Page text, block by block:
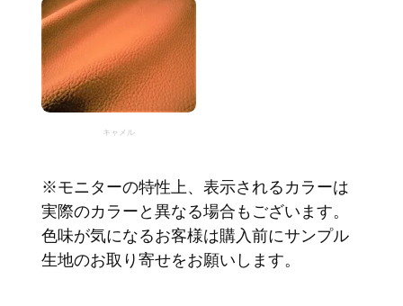
キャメル
※モニターの特性上、表示されるカラーは
実際のカラーと異なる場合もございます。
色味が気になるお客様は購入前にサンプル
生地のお取り寄せをお願いします。